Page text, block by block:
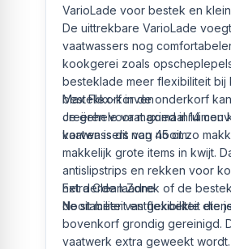
VarioLade voor bestek en
De uittrekbare VarioLade
vaatwassers nog
kookgerei zoals
besteklade meer flexibiliteit bij
bestekkorf in de onderkorf
creëren voor maximaal 14
vaatwassers van 45 cm.
Max Flex-korven
Je gehele vaat goed inruimen
korven is dit nog nooit zo
makkelijk grote items in kwijt.
antislipstrips en rekken voor
het derde laadrek of de
de stabiliteit en flexibiliteit die
Extra Clean Zone
Nooit meer vastgekoekte
bovenkorf grondig gereinigd.
vaatwerk extra geweekt